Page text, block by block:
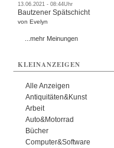
13.06.2021 - 08:44Uhr
Bautzener Spätschicht
von Evelyn
...mehr Meinungen
KLEINANZEIGEN
Alle Anzeigen
Antiquitäten&Kunst
Arbeit
Auto&Motorrad
Bücher
Computer&Software